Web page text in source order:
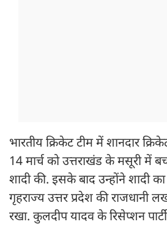
भारतीय क्रिकेट टीम में शानदार
14 मार्च को उत्तराखंड के मसूरी में
शादी की. इसके बाद उन्होंने शादी
गृहराज्य उत्तर प्रदेश की राजधानी
रखा. कुलदीप यादव के रिसेप्शन